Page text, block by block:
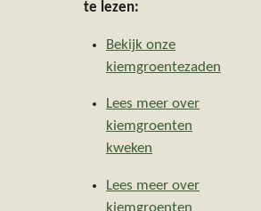
te lezen:
Bekijk onze
kiemgroentezaden
Lees meer over
kiemgroenten
kweken
Lees meer over